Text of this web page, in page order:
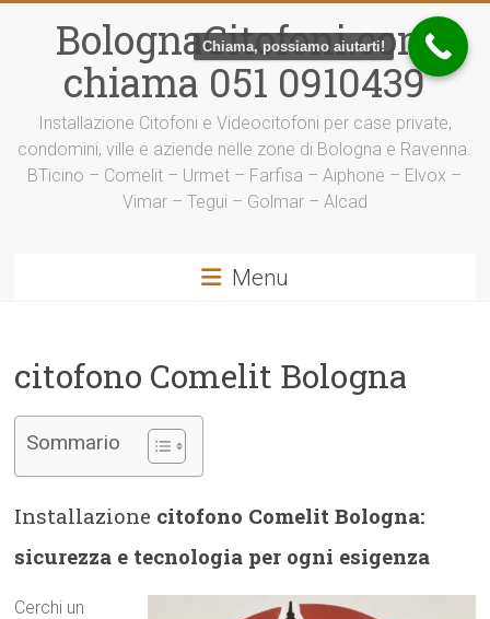
contenutoBolognaCitofoni.com
chiama 051 0910439
Installazione Citofoni e Videocitofoni per case private,
condomini, ville e aziende nelle zone di Bologna e Ravenna.
BTicino – Comelit – Urmet – Farfisa – Aiphone – Elvox –
Vimar – Tegui – Golmar – Alcad
Menu
citofono Comelit Bologna
Sommario
Installazione citofono Comelit Bologna:
sicurezza e tecnologia per ogni esigenza
Cerchi un
Chiama, possiamo aiutarti!